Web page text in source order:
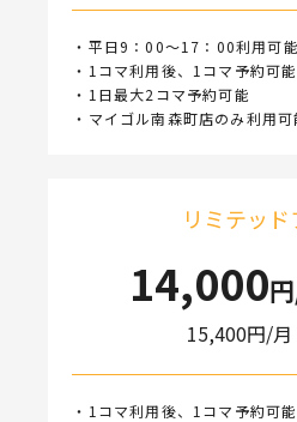
・平日9：00～17：00利用可能
・1コマ利用後、1コマ予約可能
・1日最大2コマ予約可能
・マイゴル南森町店のみ利用可
リミテッ
14,000
15,400円/月
・1コマ利用後、1コマ予約可能